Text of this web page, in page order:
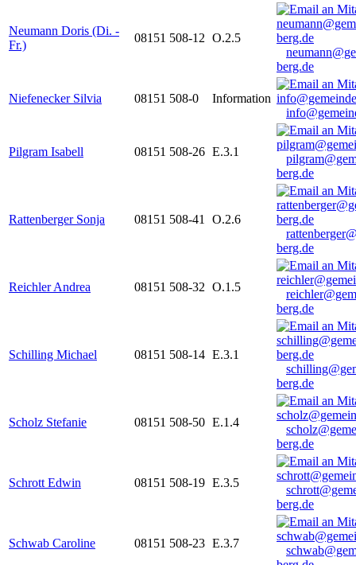
Neumann Doris (Di. -
Fr.)
08151 508-12 O.2.5
berg.de
Niefenecker Silvia 08151 508-0
Information
Pilgram Isabell 08151 508-26 E.3.1
berg.de
Rattenberger Sonja 08151 508-41
O.2.6
berg.de
Reichler Andrea 08151 508-32 O.1.5
berg.de
Schilling Michael 08151 508-14 E.3.1
berg.de
Scholz Stefanie 08151 508-50 E.1.4
berg.de
Schrott Edwin 08151 508-19 E.3.5
berg.de
Schwab Caroline 08151 508-23 E.3.7